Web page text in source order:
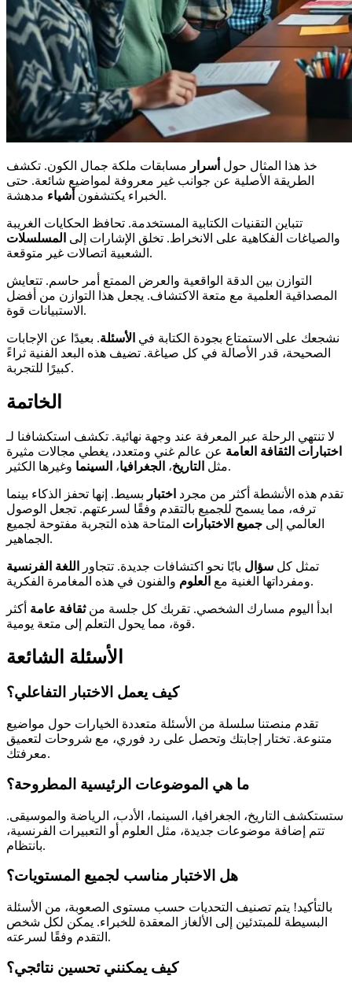
خذ هذا المثال حول أسرار مسابقات ملكة جمال الكون. تكشف
الطريقة الأصلية عن جوانب غير معروفة لمواضيع شائعة. حتى
الخبراء يكتشفون أشياء مدهشة.
تتباين التقنيات الكتابية المستخدمة. تحافظ الحكايات الغريبة
والصياغات الفكاهية على الانخراط. تخلق الإشارات إلى المسلسلات
الشعبية اتصالات غير متوقعة.
التوازن بين الدقة الواقعية والعرض الممتع أمر حاسم. تتعايش
المصداقية العلمية مع متعة الاكتشاف. يجعل هذا التوازن من أفضل
الاستبيانات قوة.
نشجعك على الاستمتاع بجودة الكتابة في الأسئلة. بعيدًا عن الإجابات
الصحيحة، قدر الأصالة في كل صياغة. تضيف هذه البعد الفنية ثراءً
كبيرًا للتجربة.
الخاتمة
لا تنتهي الرحلة عبر المعرفة عند وجهة نهائية. تكشف استكشافنا لـ
اختبارات الثقافة العامة عن عالم غني ومتعدد، يغطي مجالات مثيرة
مثل التاريخ، الجغرافيا، السينما وغيرها الكثير.
تقدم هذه الأنشطة أكثر من مجرد اختبار بسيط. إنها تحفز الذكاء بينما
ترفه، مما يسمح للجميع بالتقدم وفقًا لسرعتهم. تجعل الوصول
العالمي إلى جميع الاختبارات المتاحة هذه التجربة مفتوحة لجميع
الجماهير.
تمثل كل سؤال بابًا نحو اكتشافات جديدة. تتجاور
اللغة الفرنسية
ومفرداتها الغنية مع العلوم والفنون في هذه المغامرة الفكرية.
ابدأ اليوم مسارك الشخصي. تقربك كل جلسة منثقافة عامة أكثر
قوة، مما يحول التعلم إلى متعة يومية.
الأسئلة الشائعة
كيف يعمل الاختبار التفاعلي؟
تقدم منصتنا سلسلة من الأسئلة متعددة الخيارات حول مواضيع
متنوعة. تختار إجابتك وتحصل على رد فوري، مع شروحات لتعميق
معرفتك.
ما هي الموضوعات الرئيسية المطروحة؟
ستستكشف التاريخ، الجغرافيا، السينما، الأدب، الرياضة والموسيقى.
تتم إضافة موضوعات جديدة، مثل العلوم أو التعبيرات الفرنسية،
بانتظام.
هل الاختبار مناسب لجميع المستويات؟
بالتأكيد! يتم تصنيف التحديات حسب مستوى الصعوبة، من الأسئلة
البسيطة للمبتدئين إلى الألغاز المعقدة للخبراء. يمكن لكل شخص
التقدم وفقًا لسرعته.
كيف يمكنني تحسين نتائجي؟